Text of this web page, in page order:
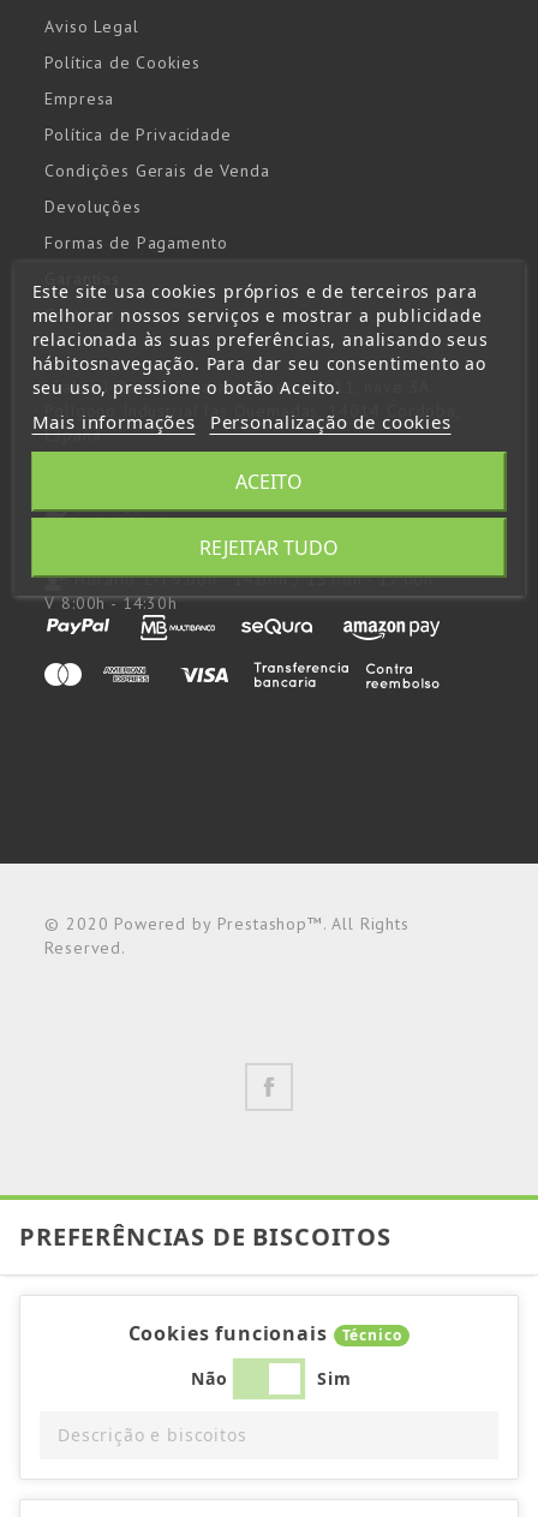
Aviso Legal
Política de Cookies
Empresa
Política de Privacidade
Condições Gerais de Venda
Devoluções
Formas de Pagamento
Contacto
Gabriel Ramos Bejarano, parcela 111, nave 3A.
Polígono Industrial las Quemadas, 14014 Córdoba,
España
648 923 797
consultas@andupil.com
Horário:L-J 9:00h - 14:00h / 15:00h - 17:00h
V 8:00h - 14:30h
© 2020 Powered by Prestashop™. All Rights
Reserved.
Este site usa cookies próprios e de terceiros para
melhorar nossos serviços e mostrar a publicidade
relacionada às suas preferências, analisando seus
hábitosnavegação. Para dar seu consentimento ao
seu uso, pressione o botão Aceito.
Mais informações Personalização de cookies
REJEITAR TUDO
ACEITO
PREFERÊNCIAS DE BISCOITOS
Cookies funcionais Técnico
Não Sim
Descrição e biscoitos